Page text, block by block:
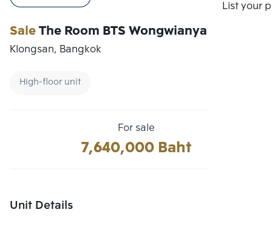
List your
SaleThe Room BTS Wongwianyai
Klongsan, Bangkok
High-floor unit
For sale
7,640,000 Baht
Unit Details